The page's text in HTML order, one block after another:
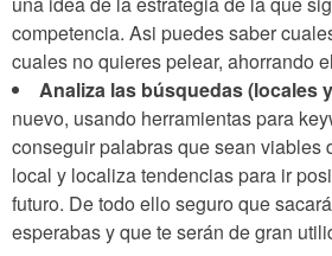
competencia. Asi puedes saber
cuales no quieres pelear, ahorrando
Analiza las búsquedas (locales
nuevo, usando herramientas para
conseguir palabras que sean viables
local y localiza tendencias para ir
futuro. De todo ello seguro que
esperabas y que te serán de gran